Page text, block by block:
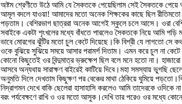
অষ্টম শ্রেণীতে উঠে আমি যে সৈকতকে পেয়েছিলাম সেই সৈকতকে
আমূল বদলে যাওয়া! আমাদের মতো অনেক শিক্ষকের কাছে ছিল
পড়তাম। বেশিরভাগ ছাত্ররা অনেক আগেই স্কুলে চলে আসে। ওরা
সবাইকে একটা শৃংখলের মধ্যে বাঁধতে পারলেও সৈকতকে নিয়ে আমি
ভাবে মোরগের ঝুঁটির মতো চুল কেটে দিয়েছে।কি বিশ্রী যে লাগতো সে
ওকে বুঝিয়ে সুঝিয়ে সময়ে আসার পরামর্শ দিতাম। এমন করে চুল না
কোনো কিছুতেই ওর বিন্দুমাত্র ভ্রুক্ষেপ ছিল বলে মনে হতো না।
আসবে অন্যথায় সারাক্ষণ বাইরেই কাটিয়ে দিবে।মহা সমস্যায় ভুগছি
অনুমতি দিলে দেখতাম কিছুক্ষণ পর বেঞ্চের মাথা ঠেকিয়ে ঘুমিয়ে
নিদ্রাগমন দেখে বাকি ছেলেরা হাসাহাসি করলেও আমি তাদেরকে
বরং পর্যবেক্ষণে রাখি ও ওর মতো আসুক।দেখি তার পরেও ওর মধ্যে